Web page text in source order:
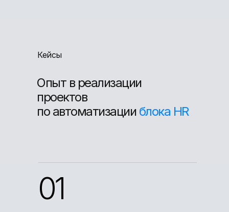
Опыт в реализации
проектов
по автоматизации блока HR
Кейсы
01